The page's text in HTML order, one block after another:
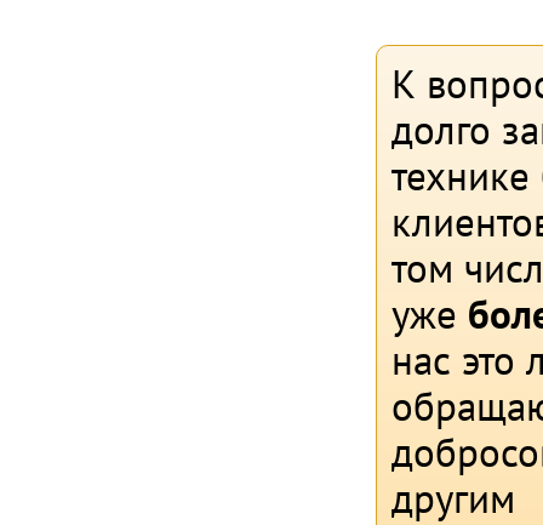
К
долго
том
уже
нас это
другим